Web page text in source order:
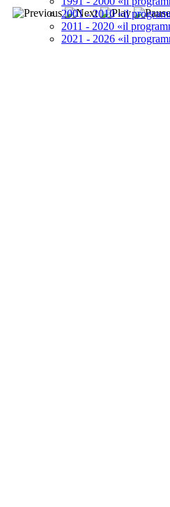
2001 - 2010 «il
2011 - 2020 «il
2021 - 2026 «il